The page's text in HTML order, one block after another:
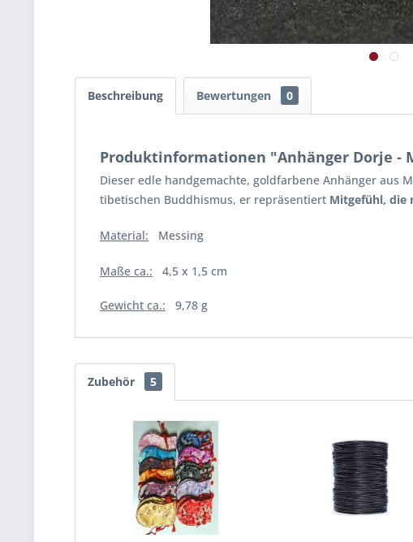
Beschreibung Bewertungen 0
Produktinformationen "Anhänger Dorje -
Dieser edle handgemachte, goldfarbene Anhänger aus
tibetischen Buddhismus, er repräsentiert Mitgefühl, die
Material: Messing
Maße ca.: 4,5 x 1,5 cm
Gewicht ca.: 9,78 g
Zubehör 5